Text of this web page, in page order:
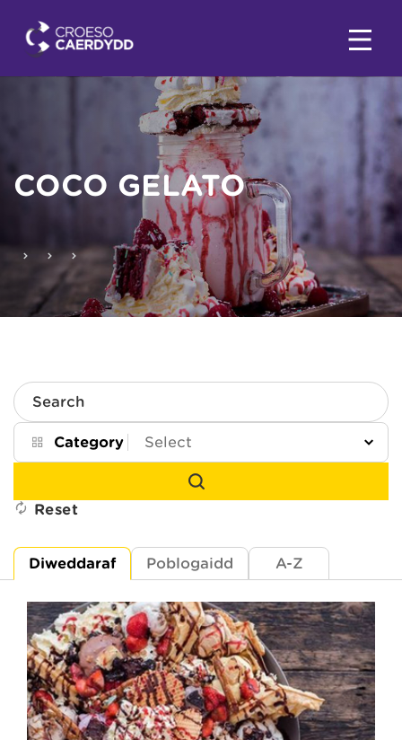
COCO GELATO
Search
Category
Reset
Diweddaraf Poblogaidd A-Z